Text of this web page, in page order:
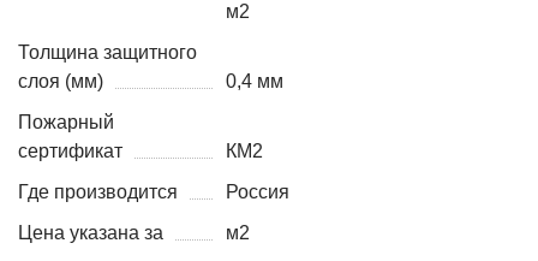
м2
Толщина защитного
слоя (мм)
0,4 мм
Пожарный
сертификат
КМ2
Где производится
Россия
Цена указана за
м2